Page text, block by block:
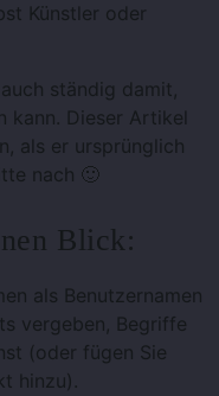
Künstler oder
ständig damit,
kann. Dieser Artikel
als er ursprünglich
nach 🙂
Blick:
als Benutzernamen
vergeben, Begriffe
(oder fügen Sie
hinzu).